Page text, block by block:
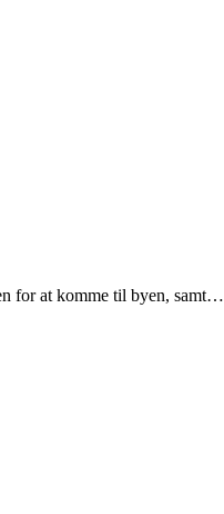
for at komme til byen, samt…